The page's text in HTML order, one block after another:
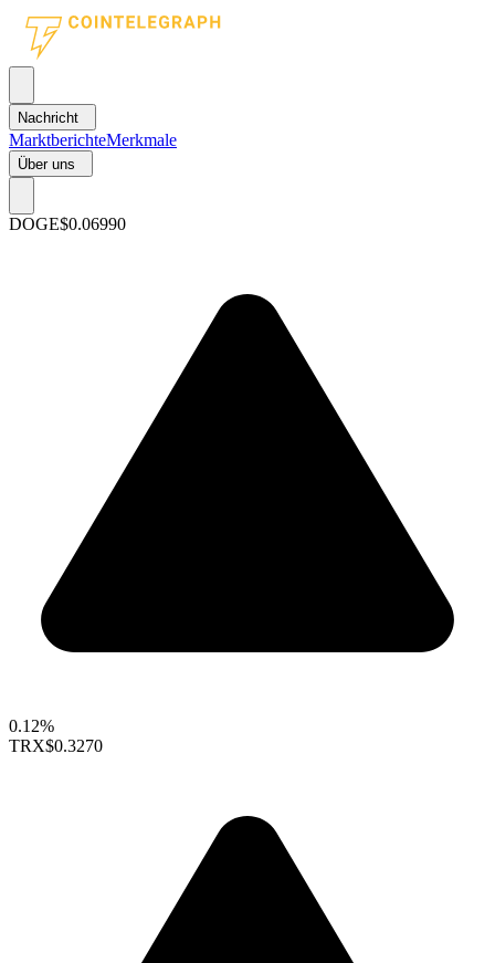
Nachricht
MarktberichteMerkmale
Über uns
DOGE$0.06990
0.12%
TRX$0.3270